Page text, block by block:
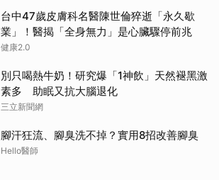
台中47歲皮膚科名醫陳世倫猝逝「永久歇
業」！醫揭「全身無力」是心臟驟停前兆
健康2.0
別只喝熱牛奶！研究爆「1神飲」天然褪黑激
素多 助眠又抗大腦退化
三立新聞網
腳汗狂流、腳臭洗不掉？實用8招改善腳臭
Hello醫師